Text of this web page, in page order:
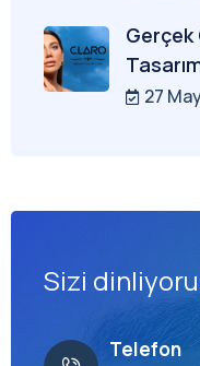
Gerçek
27
Sizi
Telefon